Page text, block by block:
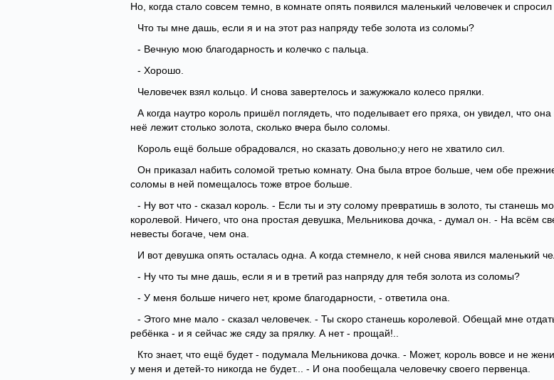
Но, когда стало совсем темно, в комнате опять появился маленький человечек и
Что ты мне дашь, если я и на этот раз напряду тебе золота из соломы?
- Вечную мою благодарность и колечко с пальца.
- Хорошо.
Человечек взял кольцо. И снова завертелось и зажужжало колесо прялки.
А когда наутро король пришёл поглядеть, что поделывает его пряха, он увидел, что она
неё лежит столько золота, сколько вчера было соломы.
Король ещё больше обрадовался, но сказать довольно;у него не хватило сил.
Он приказал набить соломой третью комнату. Она была втрое больше, чем обе
соломы в ней помещалось тоже втрое больше.
- Ну вот что - сказал король. - Если ты и эту солому превратишь в золото, ты станешь
королевой. Ничего, что она простая девушка, Мельникова дочка, - думал он. - На всём
невесты богаче, чем она.
И вот девушка опять осталась одна. А когда стемнело, к ней снова явился маленький
- Ну что ты мне дашь, если я и в третий раз напряду для тебя золота из соломы?
- У меня больше ничего нет, кроме благодарности, - ответила она.
- Этого мне мало - сказал человечек. - Ты скоро станешь королевой. Обещай мне
ребёнка - и я сейчас же сяду за прялку. А нет - прощай!..
Кто знает, что ещё будет - подумала Мельникова дочка. - Может, король вовсе и не
у меня и детей-то никогда не будет... - И она пообещала человечку своего первенца.